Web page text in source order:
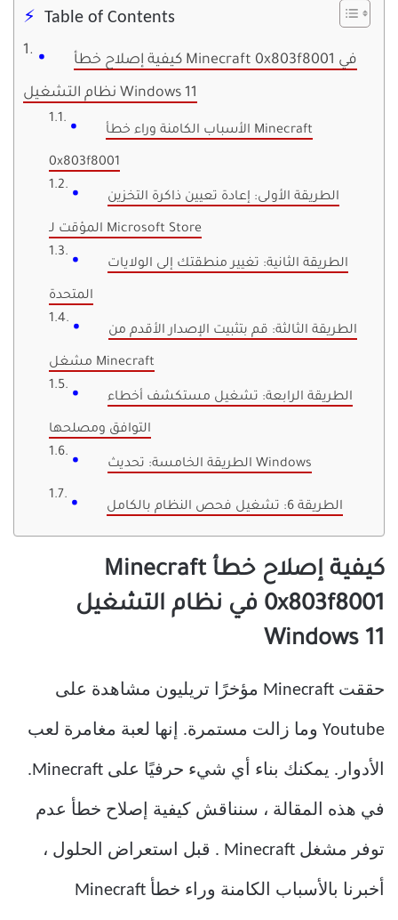
Table of Contents
كيفية إصلاح خطأ Minecraft 0x803f8001 في
نظام التشغيل Windows 11
الأسباب الكامنة وراء خطأ Minecraft
0x803f8001
الطريقة الأولى: إعادة تعيين ذاكرة التخزين
المؤقت لـ Microsoft Store
الطريقة الثانية: تغيير منطقتك إلى الولايات
المتحدة
الطريقة الثالثة: قم بتثبيت الإصدار الأقدم من
مشغل Minecraft
الطريقة الرابعة: تشغيل مستكشف أخطاء
التوافق ومصلحها
الطريقة الخامسة: تحديث Windows
الطريقة 6: تشغيل فحص النظام بالكامل
كيفية إصلاح خطأ Minecraft
0x803f8001 في نظام التشغيل
Windows 11
حققت Minecraft مؤخرًا تريليون مشاهدة على
Youtube وما زالت مستمرة. إنها لعبة مغامرة لعب
الأدوار. يمكنك بناء أي شيء حرفيًا على Minecraft.
في هذه المقالة ، سنناقش كيفية إصلاح خطأ عدم
توفر مشغل Minecraft . قبل استعراض الحلول ،
أخبرنا بالأسباب الكامنة وراء خطأ Minecraft